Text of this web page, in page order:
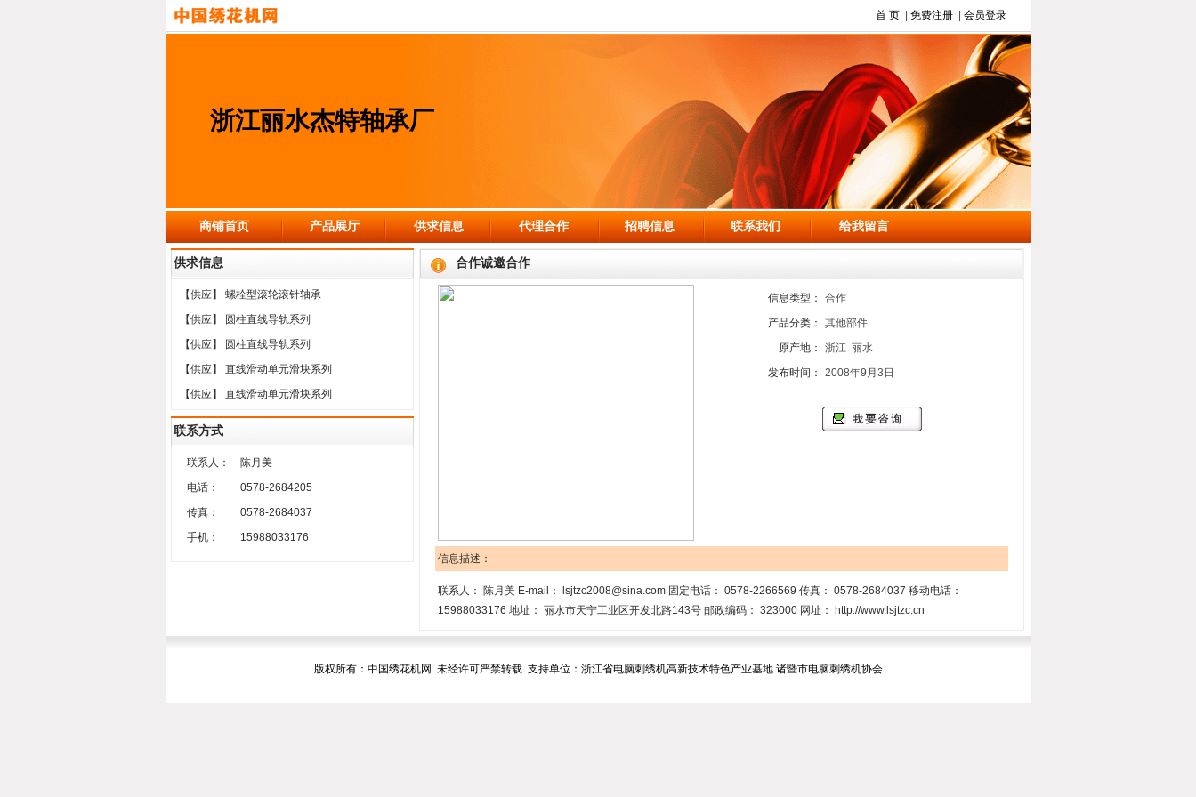
首 页| 免费注册| 会员登录
浙江丽水杰特轴承厂
商铺首页 产品展厅 供求信息 代理合作 招聘信息 联系我们 给我留言
供求信息
【供应】 螺栓型滚轮滚针轴承
【供应】
圆柱直线导轨系列
【供应】
圆柱直线导轨系列
【供应】 直线滑动单元滑块系列
【供应】 直线滑动单元滑块系列
联系方式
联系人：
陈月美
电话：
0578-2684205
传真：
0578-2684037
手机：
15988033176
合作诚邀合作
信息类型：
合作
产品分类：
其他部件
原产地：
浙江 丽水
发布时间：
2008年9月3日
信息描述：
联系人： 陈月美 E-mail： lsjtzc2008@sina.com 固定电话： 0578-2266569 传真： 0578-2684037 移动电话：
15988033176 地址： 丽水市天宁工业区开发北路143号 邮政编码： 323000 网址： http://www.lsjtzc.cn
版权所有：中国绣花机网 未经许可严禁转载 支持单位：浙江省电脑刺绣机高新技术特色产业基地 诸暨市电脑刺绣机协会